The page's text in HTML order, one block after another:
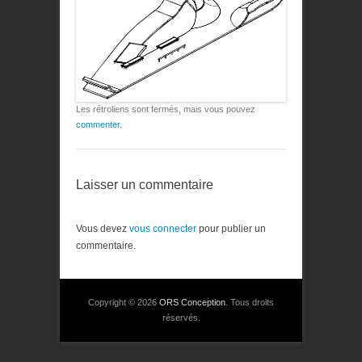
Les rétroliens sont fermés, mais vous pouvez
commenter.
Laisser un commentaire
Vous devez vous connecter pour publier un
commentaire.
Copyright © 2026 ORS Conception . Tous droits
réservés.